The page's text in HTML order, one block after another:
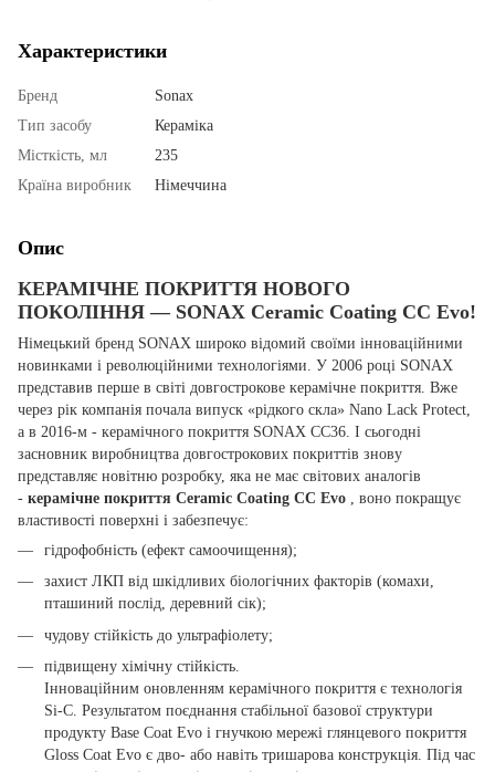
Характеристики
Бренд
Sonax
Тип засобу
Кераміка
Місткість, мл
235
Країна виробник
Німеччина
Опис
КЕРАМІЧНЕ ПОКРИТТЯ НОВОГО
ПОКОЛІННЯ — SONAX Ceramic Coating CC Evo!
Німецький бренд SONAX широко відомий своїми інноваційними
новинками і революційними технологіями. У 2006 році SONAX
представив перше в світі довгострокове керамічне покриття. Вже
через рік компанія почала випуск «рідкого скла» Nano Lack Protect,
а в 2016-м - керамічного покриття SONAX CC36. І сьогодні
засновник виробництва довгострокових покриттів знову
представляє новітню розробку, яка не має світових аналогів
- керамічне покриття Ceramic Coating CC Evo
, воно покращує
властивості поверхні і забезпечує:
гідрофобність (ефект самоочищення);
захист ЛКП від шкідливих біологічних факторів (комахи,
пташиний послід, деревний сік);
чудову стійкість до ультрафіолету;
підвищену хімічну стійкість.
Інноваційним оновленням керамічного покриття є технологія
Si-C. Результатом поєднання стабільної базової структури
продукту Base Coat Evo і гнучкою мережі глянцевого покриття
Gloss Coat Evo є дво- або навіть тришарова конструкція. Під час